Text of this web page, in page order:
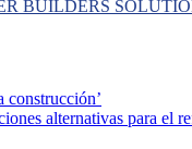
BUILDERS
construcción’
alternativas para el